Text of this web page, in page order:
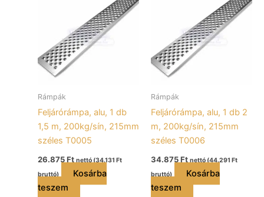
Rámpák
Feljárórámpa, alu, 1 db
1,5 m, 200kg/sín, 215mm
széles T0005
26.875Ft nettó (34.131 Ft
bruttó)
Kosárba
teszem
Rámpák
Feljárórámpa, alu, 1 db 2
m, 200kg/sín, 215mm
széles T0006
34.875Ft nettó (44.291 Ft
bruttó)
Kosárba
teszem